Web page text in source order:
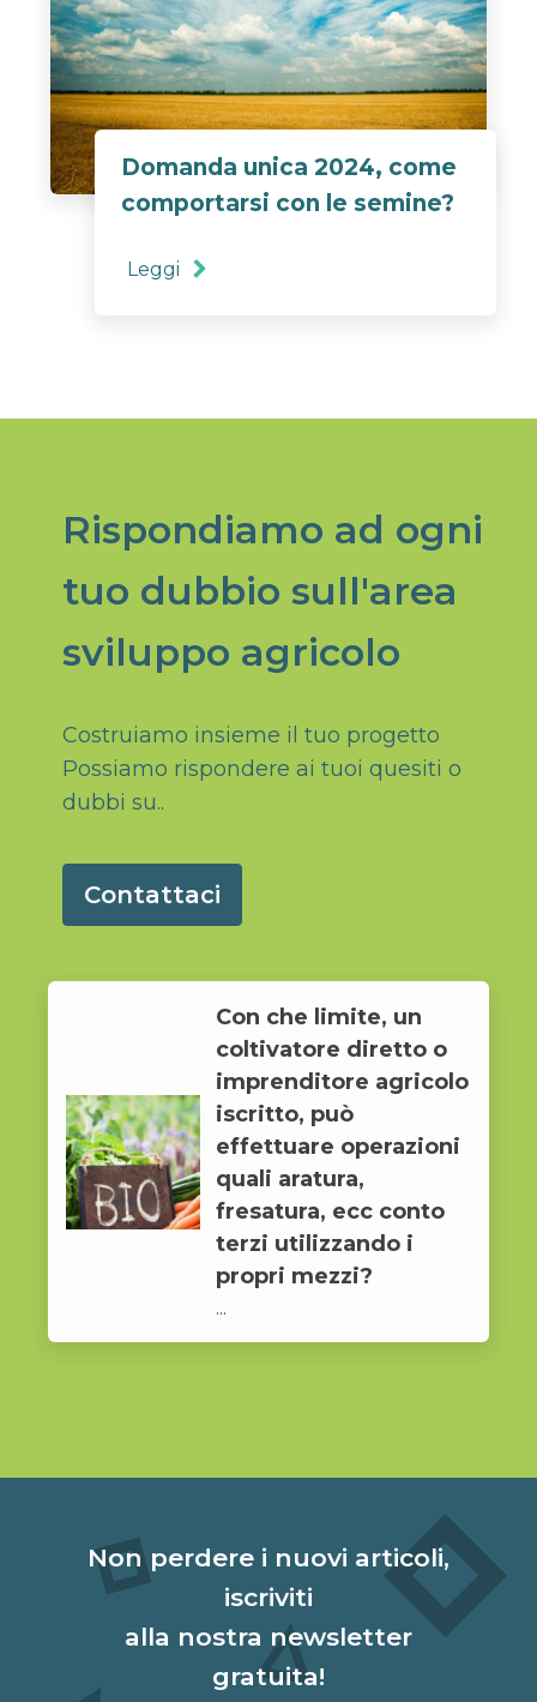
Domanda unica 2024, come
comportarsi con le semine?
Leggi
Con che limite, un
coltivatore diretto o
imprenditore agricolo
iscritto, può
effettuare operazioni
quali aratura,
fresatura, ecc conto
terzi utilizzando i
propri mezzi?
...
Rispondiamo ad ogni
tuo dubbio sull'area
sviluppo agricolo
Costruiamo insieme il tuo progetto
Possiamo rispondere ai tuoi quesiti o
dubbi su..
Contattaci
Non perdere i nuovi articoli,
iscriviti
alla nostra newsletter
gratuita!